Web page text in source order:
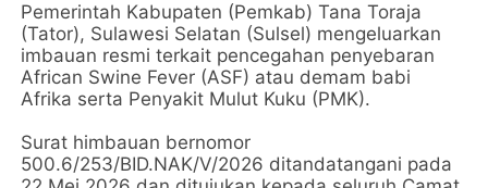
Pemerintah Kabupaten (Pemkab) Tana Toraja
(Tator), Sulawesi Selatan (Sulsel) mengeluarkan
imbauan resmi terkait pencegahan penyebaran
African Swine Fever (ASF) atau demam babi
Afrika serta Penyakit Mulut Kuku (PMK).
Surat himbauan bernomor
500.6/253/BID.NAK/V/2026 ditandatangani pada